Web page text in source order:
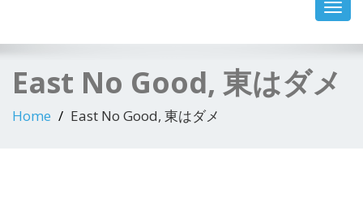
East No Good, 東はダメ
Home East No Good, 東はダメ